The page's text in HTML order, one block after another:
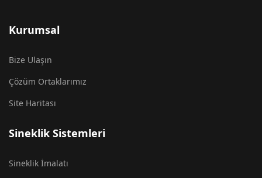
Kurumsal
Bize Ulaşın
Çözüm Ortaklarımız
Site Haritası
Sineklik Sistemleri
Sineklik İmalatı